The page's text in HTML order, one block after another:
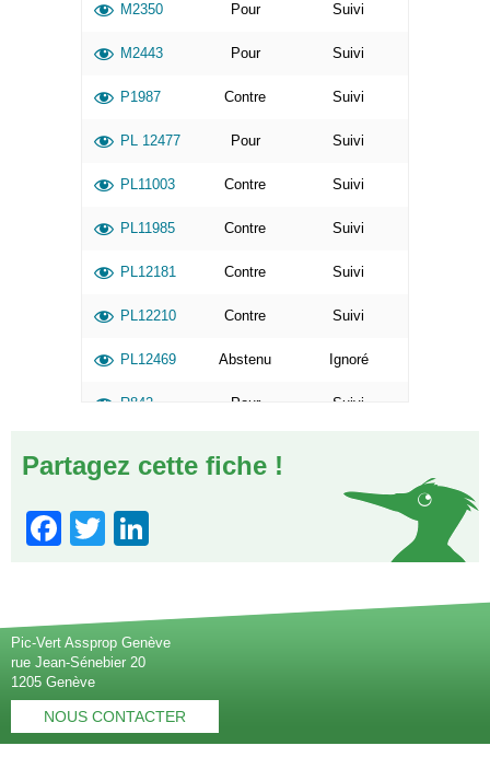
M2350 Pour Suivi
M2443 Pour Suivi
P1987 Contre Suivi
PL 12477 Pour Suivi
PL11003 Contre Suivi
PL11985 Contre Suivi
PL12181 Contre Suivi
PL12210 Contre Suivi
PL12469 Abstenu Ignoré
R842 Pour Suivi
Partagez cette fiche !
Facebook
Twitter
Pic-Vert Assprop Genève
rue Jean-Sénebier 20
1205 Genève
NOUS CONTACTER